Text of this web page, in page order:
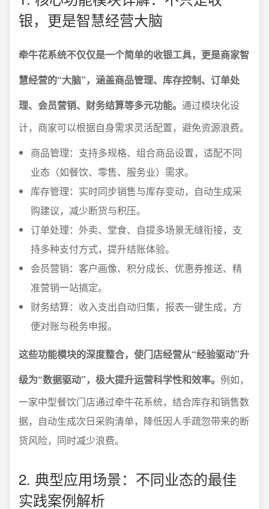
银，更是智慧经营大脑
牵牛花系统不仅仅是一个简单的收银工具，更是商家智
慧经营的“大脑”，涵盖商品管理、库存控制、订单处
理、会员营销、财务结算等多元功能。 通过模块化设
计，商家可以根据自身需求灵活配置，避免资源浪费。
商品管理：支持多规格、组合商品设置，适配不同
业态（如餐饮、零售、服务业）需求。
库存管理：实时同步销售与库存变动，自动生成采
购建议，减少断货与积压。
订单处理：外卖、堂食、自提多场景无缝衔接，支
持多种支付方式，提升结账体验。
会员营销：客户画像、积分成长、优惠券推送、精
准营销一站搞定。
财务结算：收入支出自动归集，报表一键生成，方
便对账与税务申报。
这些功能模块的深度整合，使门店经营从“经验驱动”升
级为“数据驱动”，极大提升运营科学性和效率。 例如，
一家中型餐饮门店通过牵牛花系统，结合库存和销售数
据，自动生成次日采购清单，降低因人手疏忽带来的断
货风险，同时减少浪费。
2. 典型应用场景：不同业态的最佳
实践案例解析